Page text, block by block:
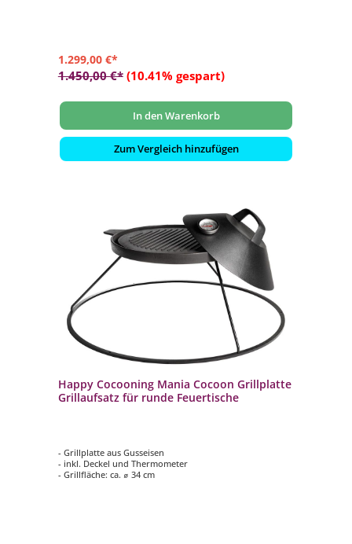
1.299,00 €*
1.450,00 €* (10.41% gespart)
In den Warenkorb
Zum Vergleich hinzufügen
Happy Cocooning Mania Cocoon Grillplatte
Grillaufsatz für runde Feuertische
- Grillplatte aus Gusseisen
- inkl. Deckel und Thermometer
- Grillfläche: ca. ⌀ 34 cm